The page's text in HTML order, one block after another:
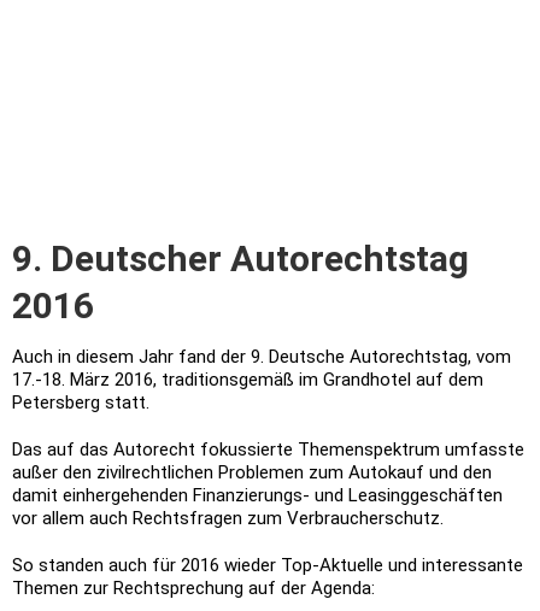
9. Deutscher Autorechtstag
2016
Auch in diesem Jahr fand der 9. Deutsche Autorechtstag, vom
17.-18. März 2016, traditionsgemäß im Grandhotel auf dem
Petersberg statt.
Das auf das Autorecht fokussierte Themenspektrum umfasste
außer den zivilrechtlichen Problemen zum Autokauf und den
damit einhergehenden Finanzierungs- und Leasinggeschäften
vor allem auch Rechtsfragen zum Verbraucherschutz.
So standen auch für 2016 wieder Top-Aktuelle und interessante
Themen zur Rechtsprechung auf der Agenda: